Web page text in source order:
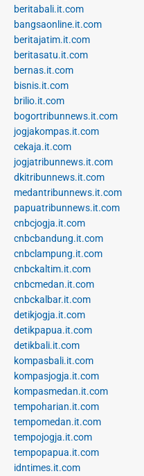
beritabali.it.com
bangsaonline.it.com
beritajatim.it.com
beritasatu.it.com
bernas.it.com
bisnis.it.com
brilio.it.com
bogortribunnews.it.com
jogjakompas.it.com
cekaja.it.com
jogjatribunnews.it.com
dkitribunnews.it.com
medantribunnews.it.com
papuatribunnews.it.com
cnbcjogja.it.com
cnbcbandung.it.com
cnbclampung.it.com
cnbckaltim.it.com
cnbcmedan.it.com
cnbckalbar.it.com
detikjogja.it.com
detikpapua.it.com
detikbali.it.com
kompasbali.it.com
kompasjogja.it.com
kompasmedan.it.com
tempoharian.it.com
tempomedan.it.com
tempojogja.it.com
tempopapua.it.com
idntimes.it.com